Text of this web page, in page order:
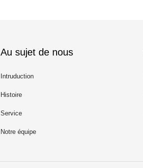
Au sujet de nous
Intruduction
Histoire
Service
Notre équipe